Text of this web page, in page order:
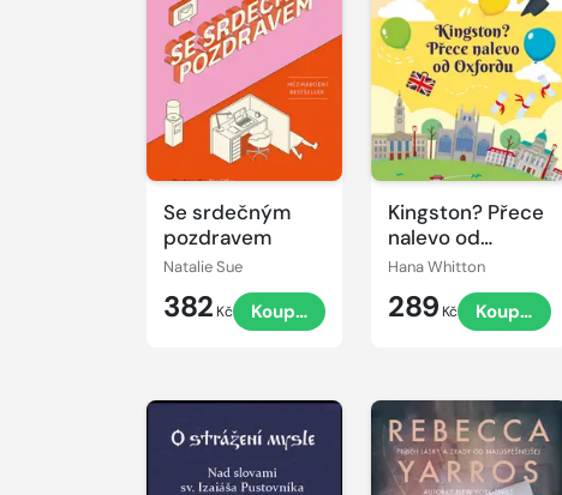
Se srdečným
pozdravem
Natalie Sue
382 Kč Koupit
Kingston? Přece
nalevo od
Oxfordu
Hana Whitton
289 Kč Koupit